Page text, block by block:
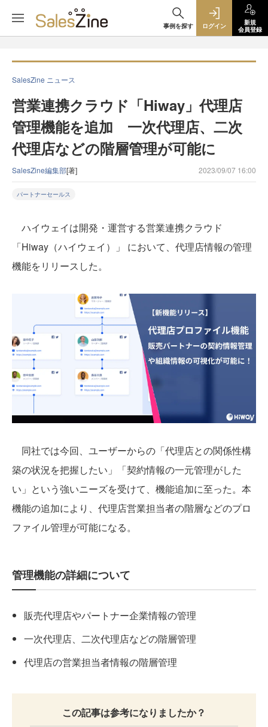
事例を探す ログイン
新規
会員登録
SalesZine ニュース
営業連携クラウド「Hiway」代理店
管理機能を追加 一次代理店、二次
代理店などの階層管理が可能に
SalesZine編集部[著] 2023/09/07 16:00
パートナーセールス
ハイウェイは開発・運営する営業連携クラウド
「Hiway（ハイウェイ）」 において、代理店情報の管理
機能をリリースした。
同社では今回、ユーザーからの「代理店との関係性構
築の状況を把握したい」「契約情報の一元管理がした
い」という強いニーズを受けて、機能追加に至った。本
機能の追加により、代理店営業担当者の階層などのプロ
ファイル管理が可能になる。
管理機能の詳細について
販売代理店やパートナー企業情報の管理
一次代理店、二次代理店などの階層管理
代理店の営業担当者情報の階層管理
この記事は参考になりましたか？